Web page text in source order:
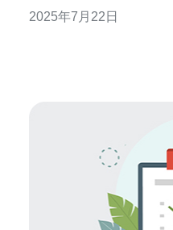
法。 一种常见的方法是使用网络工具来查询手机网络服务
2025年7月22日